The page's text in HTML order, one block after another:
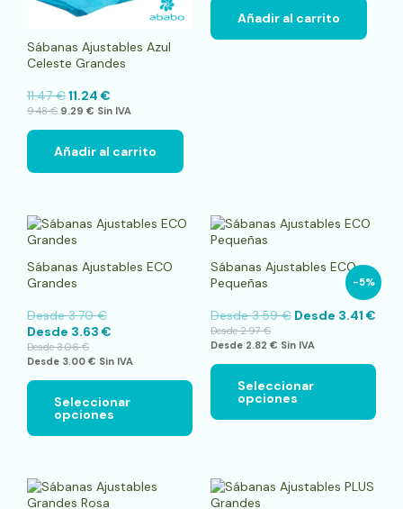
Sábanas Ajustables Azul
Celeste Grandes
11.47€11.24 €
9.48€ 9.29 € Sin IVA
Añadir al carrito
Añadir al carrito
Sábanas Ajustables ECO
Grandes
Desde3.70€
Desde 3.63 €
Desde3.06€
Desde 3.00 € Sin IVA
Seleccionar
opciones
Este
producto
múltiples
variantes.
opciones
pueden
elegir
en
página
de
-5%
Sábanas Ajustables ECO
Pequeñas
Desde3.59€ Desde 3.41 €
Desde2.97€
Desde 2.82 € Sin IVA
Seleccionar
opciones
Este
producto